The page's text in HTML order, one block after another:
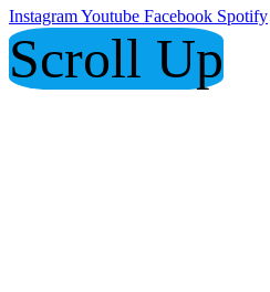
InstagramYoutube Facebook Spotify
Scroll Up